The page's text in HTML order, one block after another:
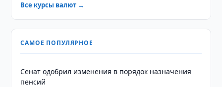
Все курсы валют →
САМОЕ ПОПУЛЯРНОЕ
Сенат одобрил изменения в порядок назначения
пенсий